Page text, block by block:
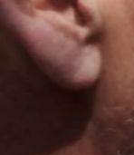
Zum
Inhalt
springen